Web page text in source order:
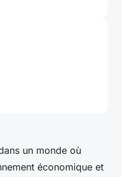
un monde où
économique et